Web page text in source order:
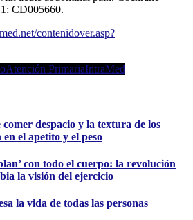
CD005660.
contenidover.asp?
Atención PrimariaIntraMed
despacio y la textura de los
el apetito y el peso
con todo el cuerpo: la revolución
la visión del ejercicio
la vida de todas las personas